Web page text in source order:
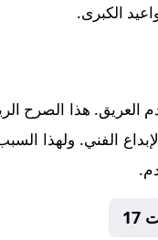
الكبرى.
العريق. هذا الصرح
الفني. ولهذا